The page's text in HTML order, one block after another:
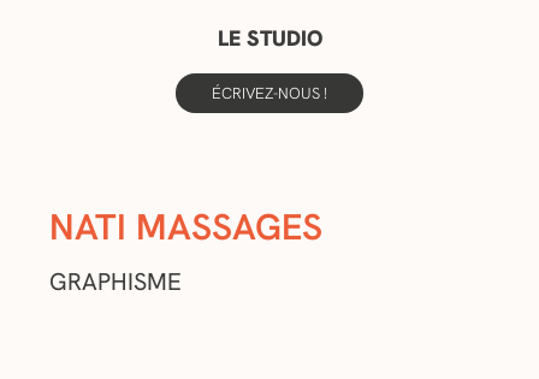
LE STUDIO
ÉCRIVEZ-NOUS !
NATI MASSAGES
GRAPHISME